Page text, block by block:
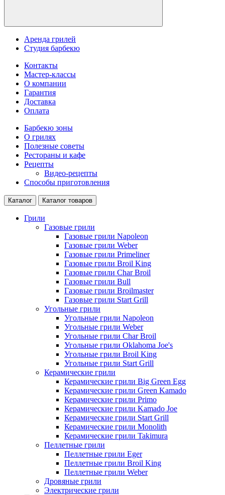
Аренда грилей
Студия барбекю
Контакты
Мастер-классы
О компании
Гарантия
Доставка
Оплата
Барбекю зоны
О грилях
Полезные советы
Рестораны и кафе
Рецепты
Видео-рецепты
Способы приготовления
Каталог Каталог товаров
Грили
Газовые грили
Газовые грили Napoleon
Газовые грили Weber
Газовые грили Primeliner
Газовые грили Broil King
Газовые грили Char Broil
Газовые грили Bull
Газовые грили Broilmaster
Газовые грили Start Grill
Угольные грили
Угольные грили Napoleon
Угольные грили Weber
Угольные грили Char Broil
Угольные грили Oklahoma Joe's
Угольные грили Broil King
Угольные грили Start Grill
Керамические грили
Керамические грили Big Green Egg
Керамические грили Green Kamado
Керамические грили Primo
Керамические грили Kamado Joe
Керамические грили Start Grill
Керамические грили Monolith
Керамические грили Takimura
Пеллетные грили
Пеллетные грили Eger
Пеллетные грили Broil King
Пеллетные грили Weber
Дровяные грили
Электрические грили